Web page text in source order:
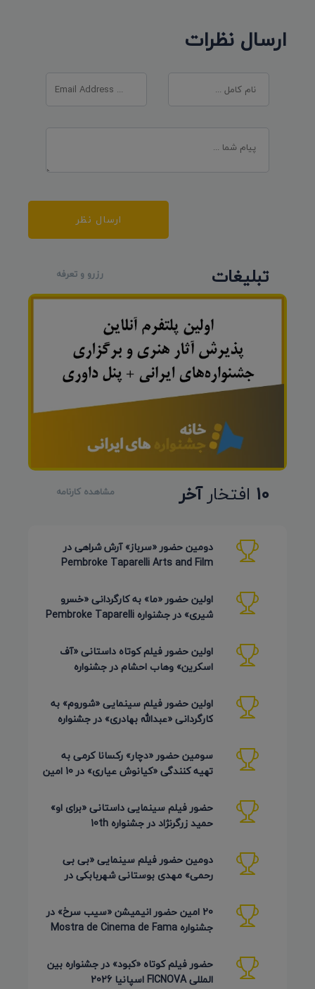
ارسال نظرات
ارسال نظر
تبلیغات رزرو و تعرفه
10 افتخارآخر مشاهده کارنامه
دومین حضور «سرباز» آرش شراهی در
Pembroke Taparelli Arts and Film
اولین حضور «ما» به کارگردانی «خسرو
شیری» در جشنواره Pembroke Taparelli
اولین حضور فیلم کوتاه داستانی «آف
اسکرین» وهاب احشام در جشنواره
اولین حضور فیلم سینمایی «شوروم» به
کارگردانی «عبدالله بهادری» در جشنواره
سومین حضور «دچار» رکسانا کرمی به
تهیه کنندگی «کیانوش عیاری» در 10 امین
حضور فیلم سینمایی داستانی «برای او»
حمید زرگرنژاد در جشنواره 10th
دومین حضور فیلم سینمایی «بی بی
رحمی» مهدی بوستانی شهربابکی در
20 امین حضور انیمیشن «سیب سرخ» در
جشنواره Mostra de Cinema de Fama
حضور فیلم کوتاه «کبود» در جشنواره بین
المللی FICNOVA اسپانیا 2026